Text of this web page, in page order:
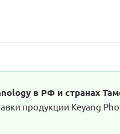
в РФ и странах
продукции Keyang